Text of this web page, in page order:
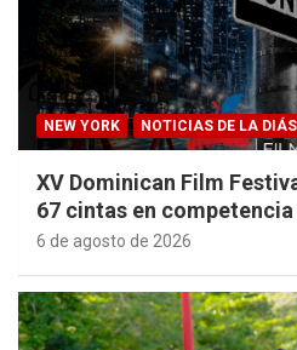
NEW YORK NOTICIAS DE LA
XV Dominican Film
67 cintas en
6 de agosto de 2026